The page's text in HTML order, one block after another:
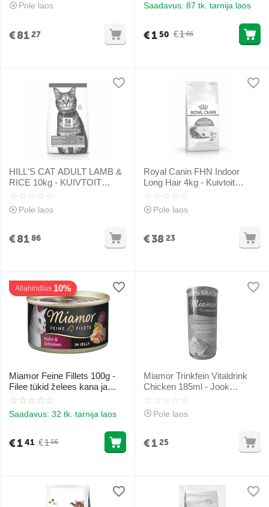
Pole laos
€8127
Saadavus: 87 tk. tarnija laos
€1 66
€150
HILL'S CAT ADULT LAMB &
RICE 10kg - KUIVTOIT
TÄISKASVANUD
KASSIDELE
Pole laos
€8186
Royal Canin FHN Indoor
Long Hair 4kg - Kuivtoit
Pole laos
€3823
Allahindlus 10%
Miamor Feine Fillets 100g -
Filee tükid želees kana ja
sinkiga
Saadavus: 32 tk. tarnija laos
€1 56
€141
Miamor Trinkfein Vitaldrink
Chicken 185ml - Jook
Pole laos
€125